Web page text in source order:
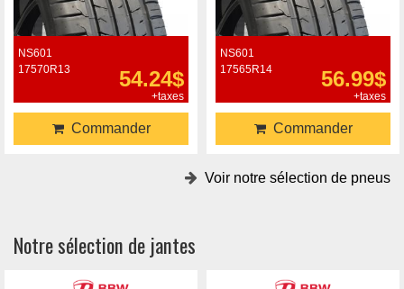
NS601
17570R13
54.24$
+taxes
Commander
NS601
17565R14
56.99$
+taxes
Commander
Voir notre sélection de pneus
Notre sélection de jantes